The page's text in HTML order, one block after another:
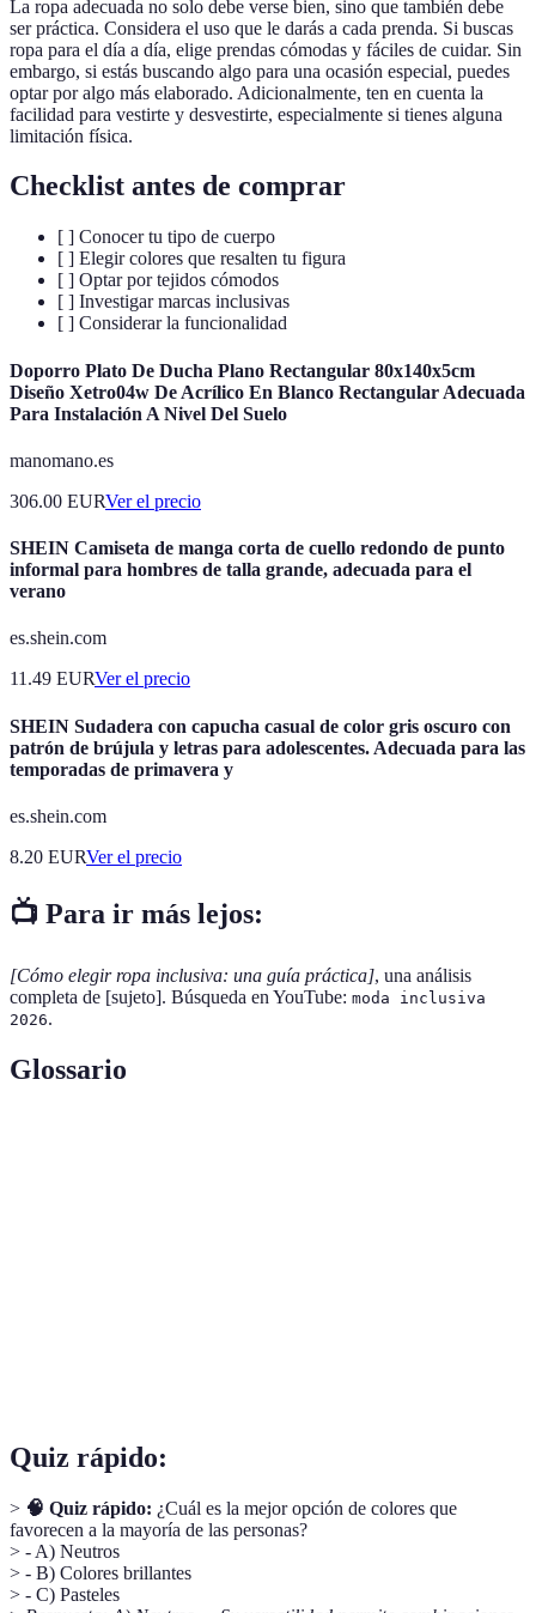
La ropa adecuada no solo debe verse bien, sino que también debe
ser práctica. Considera el uso que le darás a cada prenda. Si buscas
ropa para el día a día, elige prendas cómodas y fáciles de cuidar. Sin
embargo, si estás buscando algo para una ocasión especial, puedes
optar por algo más elaborado. Adicionalmente, ten en cuenta la
facilidad para vestirte y desvestirte, especialmente si tienes alguna
limitación física.
Checklist antes de comprar
[ ] Conocer tu tipo de cuerpo
[ ] Elegir colores que resalten tu figura
[ ] Optar por tejidos cómodos
[ ] Investigar marcas inclusivas
[ ] Considerar la funcionalidad
Doporro Plato De Ducha Plano Rectangular 80x140x5cm
Diseño Xetro04w De Acrílico En Blanco Rectangular Adecuada
Para Instalación A Nivel Del Suelo
manomano.es
306.00 EURVer el precio
SHEIN Camiseta de manga corta de cuello redondo de punto
informal para hombres de talla grande, adecuada para el
verano
es.shein.com
11.49 EURVer el precio
SHEIN Sudadera con capucha casual de color gris oscuro con
patrón de brújula y letras para adolescentes. Adecuada para las
temporadas de primavera y
es.shein.com
8.20 EURVer el precio
📺 Para ir más lejos:
[Cómo elegir ropa inclusiva: una guía práctica], una análisis
completa de [sujeto]. Búsqueda en YouTube: moda inclusiva
2026.
Glossario
Quiz rápido:
> 🧠 Quiz rápido: ¿Cuál es la mejor opción de colores que
favorecen a la mayoría de las personas?
> - A) Neutros
> - B) Colores brillantes
> - C) Pasteles